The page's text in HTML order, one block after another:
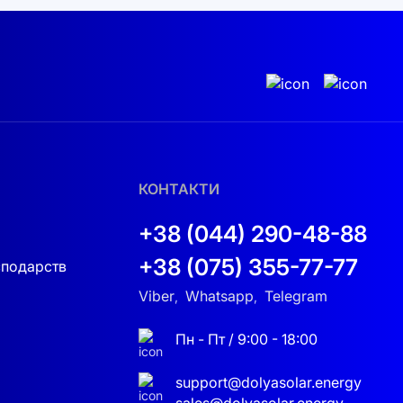
помічником для бізнесменів, які
купити сонячні панелі в
енергією.
FlashFish 500W – це ваш надійний
з цим видатним продуктом!
КОНТАКТИ
+38 (044) 290-48-88
+38 (075) 355-77-77
Viber, Whatsapp, Telegram
Пн - Пт / 9:00 - 18:00
support@dolyasolar.energy